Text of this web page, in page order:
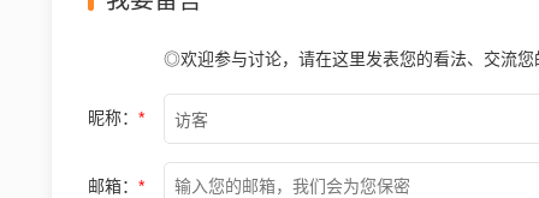
◎欢迎参与讨论，请在这里发表您的看法、交流您
昵称： *
邮箱： *